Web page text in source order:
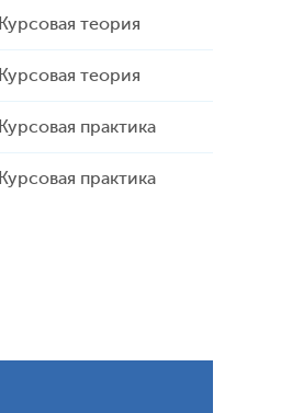
Курсовая теория
Курсовая теория
Курсовая практика
Курсовая практика